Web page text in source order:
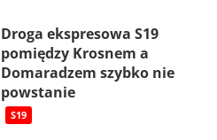
Droga ekspresowa S19
pomiędzy Krosnem a
Domaradzem szybko nie
powstanie
S19